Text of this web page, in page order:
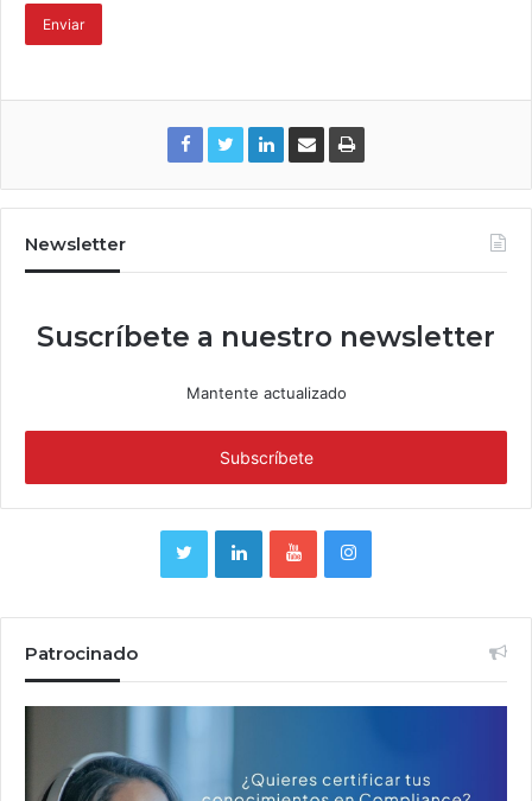
Newsletter
Suscríbete a nuestro newsletter
Mantente actualizado
Patrocinado